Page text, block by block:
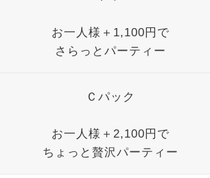
お一人様＋1,100円で
さらっとパーティー
Ｃパック
お一人様＋2,100円で
ちょっと贅沢パーティー